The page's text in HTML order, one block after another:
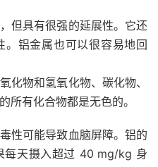
但具有很强的延展性。它还
铝金属也可以很容易地回
化物和氢氧化物、碳化物、
所有化合物都是无色的。
性可能导致血脑屏障。铝的
每天摄入超过 40 mg/kg 身